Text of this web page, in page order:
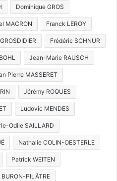
Dominique GROS
MACRON Franck LEROY
Frédéric SCHNUR
Jean-Marie RAUSCH
Pierre MASSERET
Jérémy ROQUES
Ludovic MENDES
Odile SAILLARD
Nathalie COLIN-OESTERLE
Patrick WEITEN
PILÂTRE